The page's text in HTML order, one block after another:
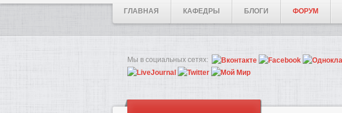
ГЛАВНАЯ КАФЕДРЫ БЛОГИ ФОРУМ
Мы в социальных сетях: